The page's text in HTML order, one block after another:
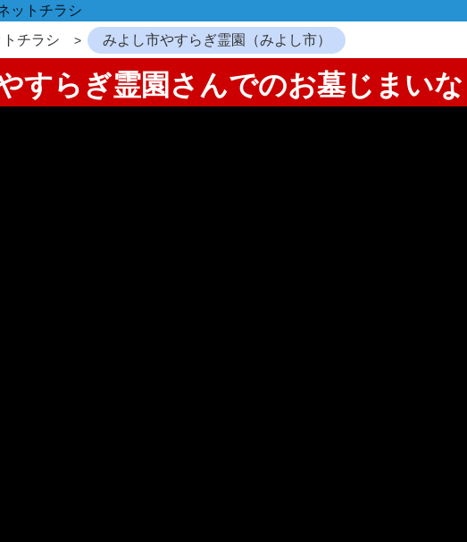
ットチラシ
チラシ みよし市やすらぎ霊園（みよし市）
すらぎ霊園さんでのお墓じまいな